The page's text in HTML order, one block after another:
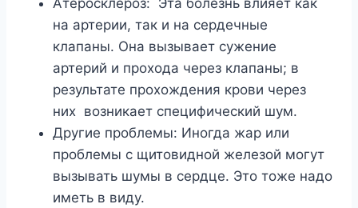
на артерии, так и на сердечные
клапаны. Она вызывает сужение
артерий и прохода через клапаны; в
результате прохождения крови через
них возникает специфический шум.
Другие проблемы: Иногда жар или
проблемы с щитовидной железой могут
вызывать шумы в сердце. Это тоже надо
иметь в виду.